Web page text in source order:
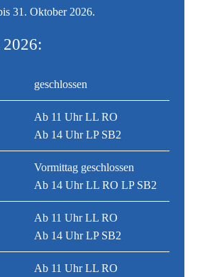
31. Oktober 2026.
2026:
geschlossen
Ab 11 Uhr LL RO
Ab 14 Uhr LP SB2
Vormittag geschlossen
Ab 14 Uhr LL RO LP SB2
Ab 11 Uhr LL RO
Ab 14 Uhr LP SB2
Ab 11 Uhr LL RO